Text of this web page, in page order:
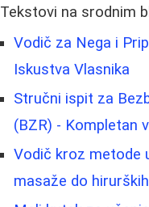
Tekstovi na srodnim
Vodič za Nega i
Iskustva Vlasnika
Stručni ispit za
(BZR) - Kompletan
Vodič kroz metode
masaže do